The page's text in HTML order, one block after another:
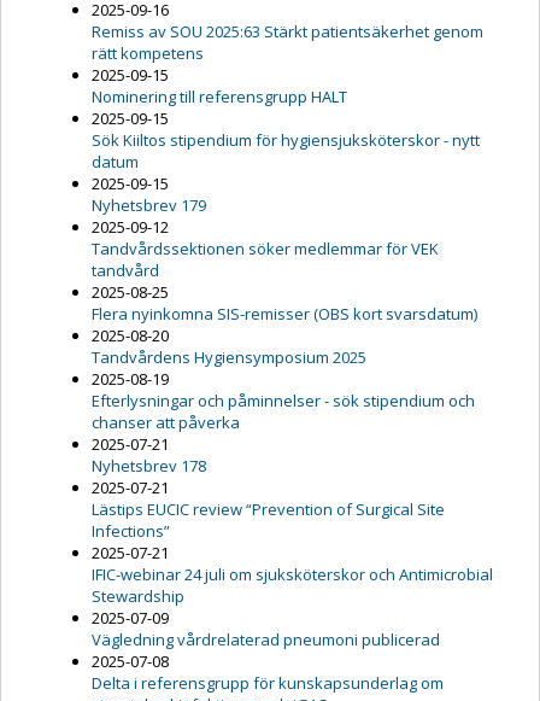
2025-09-16
Remiss av SOU 2025:63 Stärkt patientsäkerhet genom
rätt kompetens
2025-09-15
Nominering till referensgrupp HALT
2025-09-15
Sök Kiiltos stipendium för hygiensjuksköterskor - nytt
datum
2025-09-15
Nyhetsbrev 179
2025-09-12
Tandvårdssektionen söker medlemmar för VEK
tandvård
2025-08-25
Flera nyinkomna SIS-remisser (OBS kort svarsdatum)
2025-08-20
Tandvårdens Hygiensymposium 2025
2025-08-19
Efterlysningar och påminnelser - sök stipendium och
chanser att påverka
2025-07-21
Nyhetsbrev 178
2025-07-21
Lästips EUCIC review “Prevention of Surgical Site
Infections”
2025-07-21
IFIC-webinar 24 juli om sjuksköterskor och Antimicrobial
Stewardship
2025-07-09
Vägledning vårdrelaterad pneumoni publicerad
2025-07-08
Delta i referensgrupp för kunskapsunderlag om